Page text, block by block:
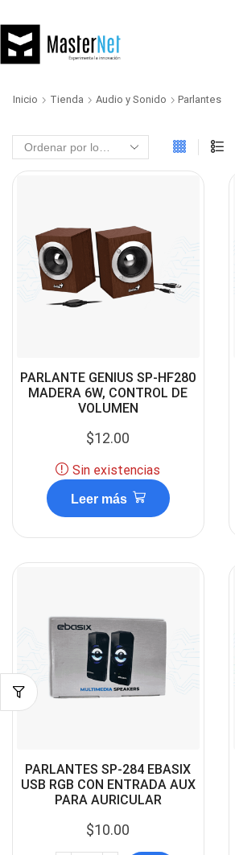
Inicio Tienda Audio y Sonido Parlantes
PARLANTE GENIUS SP-HF280
MADERA 6W, CONTROL DE
VOLUMEN
$12.00
Sin existencias
Leer más
PARLANTES SP-284 EBASIX
USB RGB CON ENTRADA AUX
PARA AURICULAR
$10.00